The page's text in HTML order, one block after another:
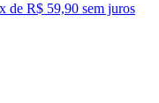
x de R$ 59,90 sem juros